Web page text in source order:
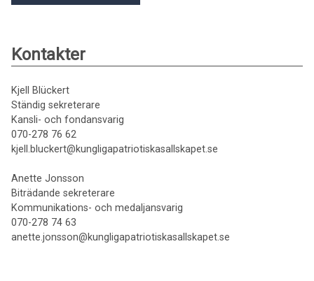
Kontakter
Kjell Blückert
Ständig sekreterare
Kansli- och fondansvarig
070-278 76 62
kjell.bluckert@kungligapatriotiskasallskapet.se
Anette Jonsson
Biträdande sekreterare
Kommunikations- och medaljansvarig
070-278 74 63
anette.jonsson@kungligapatriotiskasallskapet.se